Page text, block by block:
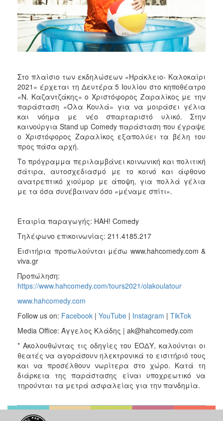
ΤΟΠΟΣ
ΑΝΘΕΚΤΙΚΗ
ΠΟΛΗ
Στο πλαίσιο των εκδηλώσεων «Ηράκλειο- Καλοκαίρι
2021» έρχεται τη Δευτέρα 5 Ιουλίου στο κηποθέατρο
«Ν. Καζαντζάκης» ο Χριστόφορος Ζαραλίκος με την
παράσταση «Όλα Κουλά» για να μοιράσει γέλια
και νόημα με νέο σπαρταριστό υλικό. Στην
καινούργια Stand up Comedy παράσταση που έγραψε
ο Χριστόφορος Ζαραλίκος εξαπολύει τα βέλη του
προς πάσα αρχή.
Το πρόγραμμα περιλαμβάνει κοινωνική και πολιτική
σάτιρα, αυτοσχεδιασμό με το κοινό και άφθονο
ανατρεπτικό χιούμορ με άποψη, για πολλά γέλια
με τα όσα συνέβαιναν όσο «μέναμε σπίτι».
Εταιρία παραγωγής: HAH! Comedy
Τηλέφωνο επικοινωνίας: 211.4185.217
Εισιτήρια προπωλούνται μέσω www.hahcomedy.com &
viva.gr
Προπώληση:
https://www.hahcomedy.com/tours2021/olakoulatour
www.hahcomedy.com
Follow us on: Facebook | YouTube | Instagram | TikTok
Media Office: Άγγελος Κλάδης | ak@hahcomedy.com
* Ακολουθώντας τις οδηγίες του ΕΟΔΥ, καλούνται οι
θεατές να αγοράσουν ηλεκτρονικά το εισιτήριό τους
και να προσέλθουν νωρίτερα στο χώρο. Κατά τη
διάρκεια της παράστασης είναι υποχρεωτικό να
τηρούνται τα μετρά ασφαλείας για την πανδημία.